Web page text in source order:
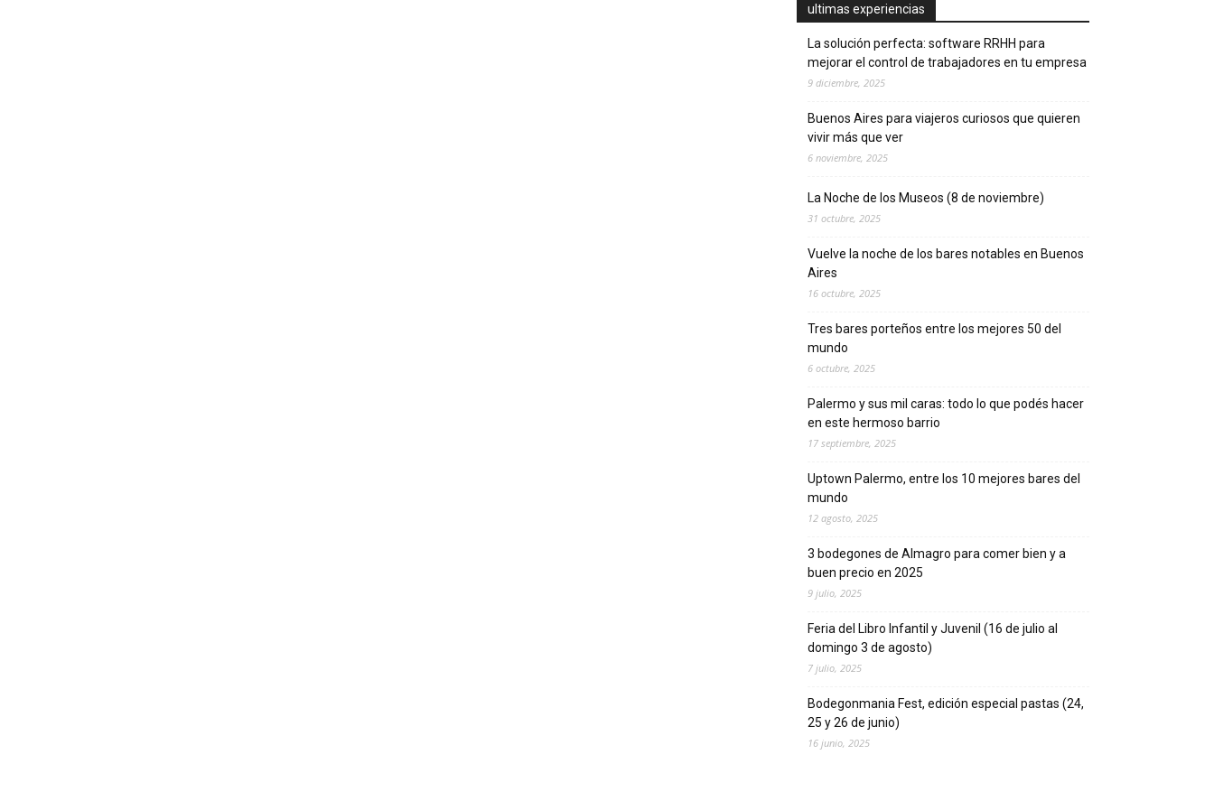
ultimas experiencias
La solución perfecta: software RRHH para
mejorar el control de trabajadores en tu empresa
9 diciembre, 2025
Buenos Aires para viajeros curiosos que quieren
vivir más que ver
6 noviembre, 2025
La Noche de los Museos (8 de noviembre)
31 octubre, 2025
Vuelve la noche de los bares notables en Buenos
Aires
16 octubre, 2025
Tres bares porteños entre los mejores 50 del
mundo
6 octubre, 2025
Palermo y sus mil caras: todo lo que podés hacer
en este hermoso barrio
17 septiembre, 2025
Uptown Palermo, entre los 10 mejores bares del
mundo
12 agosto, 2025
3 bodegones de Almagro para comer bien y a
buen precio en 2025
9 julio, 2025
Feria del Libro Infantil y Juvenil (16 de julio al
domingo 3 de agosto)
7 julio, 2025
Bodegonmania Fest, edición especial pastas (24,
25 y 26 de junio)
16 junio, 2025